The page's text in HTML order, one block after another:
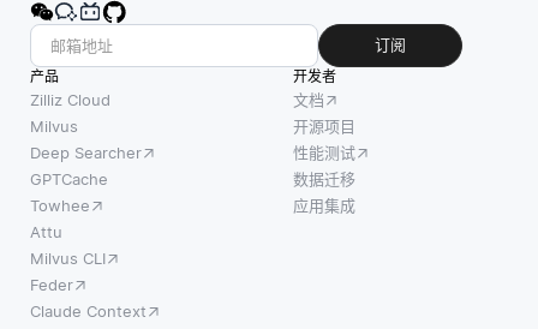
订阅
产品
Zilliz Cloud
Milvus
Deep Searcher
GPTCache
Towhee
Attu
Milvus CLI
Feder
Claude Context
开发者
文档
开源项目
性能测试
数据迁移
应用集成